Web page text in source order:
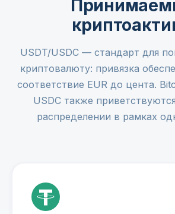
USDT/USDC — стандарт для
криптовалюту: привязка
соответствие EUR до цента.
USDC также
распределении в рамках